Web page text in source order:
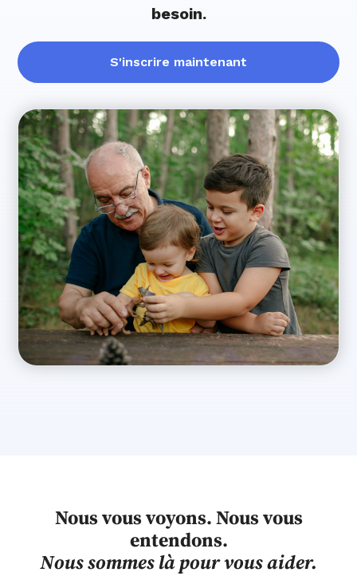
besoin.
S'inscrire maintenant
Nous vous voyons. Nous vous
entendons.
Nous sommes là pour vous aider.